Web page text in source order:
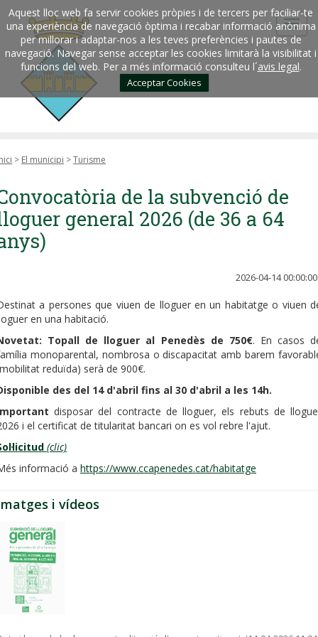
Aquest lloc web fa servir cookies pròpies i de tercers per faciliar-te
una experiència de navegació òptima i recabar informació anònima
per millorar i adaptar-nos a les teves preferències i pautes de
navegació. Navegar sense acceptar les cookies limitarà la visibilitat i
funcions del web. Per a més informació consulteu l´avis legal.
Acceptar Cookies
> El municipi >Turisme
de la subvenció de
general 2026 (de 36 a 64
2026-04-14 00:00:00
a persones que viuen de lloguer en un habitatge o viuen
en una habitació.
Topall de lloguer al Penedès de 750€. En casos
monoparental, nombrosa o discapacitat amb barem
reduïda) serà de 900€.
des del 14 d'abril fins al 30 d'abril a les 14h.
disposar del contracte de lloguer, els rebuts de
i el certificat de titularitat bancari on es vol rebre l'ajut.
(clic)
informació a https://www.ccapenedes.cat/habitatge
i vídeos